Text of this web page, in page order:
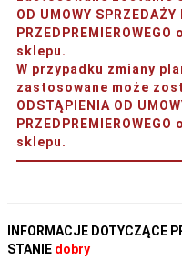
OD UMOWY SPRZEDAŻY
sklepu.
W przypadku zmiany
zastosowane może
ODSTĄPIENIA OD
sklepu.
INFORMACJE DOTYCZĄCE
STANIE dobry